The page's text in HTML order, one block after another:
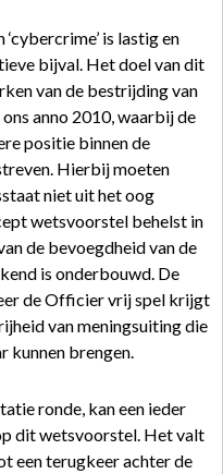
is lastig en
bijval. Het doel van dit
van de bestrijding van
anno 2010, waarbij de
positie binnen de
Hierbij moeten
niet uit het oog
wetsvoorstel behelst in
de bevoegdheid van de
is onderbouwd. De
de Officier vrij spel krijgt
van meningsuiting die
kunnen brengen.
ronde, kan een ieder
dit wetsvoorstel. Het valt
een terugkeer achter de